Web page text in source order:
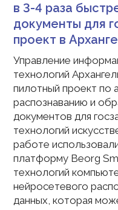
в 3-4 раза
документы для
проект в
Управление
технологий
пилотный проект по
распознаванию и
документов для
технологий
работе
платформу Beorg
технологий
нейросетевого
данных, которая